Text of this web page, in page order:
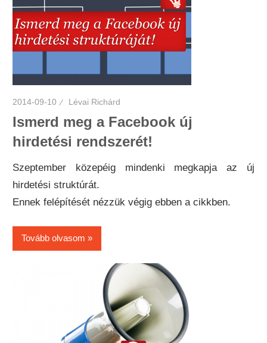
2014-09-10 Lévai Richárd
Ismerd meg a Facebook új
hirdetési rendszerét!
Szeptember közepéig mindenki megkapja az új
hirdetési struktúrát.
Ennek felépítését nézzük végig ebben a cikkben.
Tovább olvasom